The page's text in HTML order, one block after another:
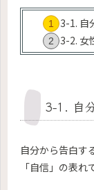
3-1. 自
3-2. 女
3-1. 自
自分から告白す
「自信」の表れ